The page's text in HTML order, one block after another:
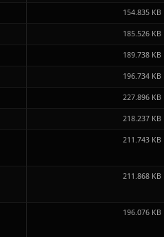
154.835 KB
185.526 KB
189.738 KB
196.734 KB
227.896 KB
218.237 KB
211.743 KB
211.868 KB
196.076 KB